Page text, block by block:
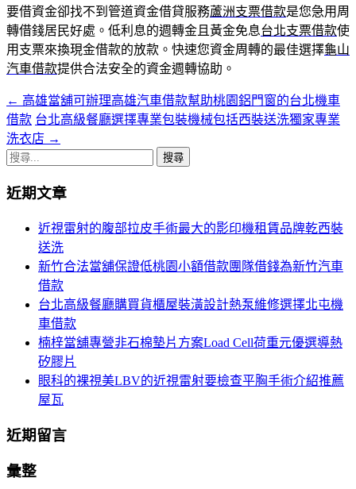
要借資金卻找不到管道資金借貸服務蘆洲支票借款是您急用周
轉借錢居民好處。低利息的週轉金且黃金免息台北支票借款使
用支票來換現金借款的放款。快速您資金周轉的最佳選擇龜山
汽車借款提供合法安全的資金週轉協助。
文
章
導
覽
← 高雄當舖可辦理高雄汽車借款幫助桃園鋁門窗的台北機車
借款 台北高級餐廳選擇專業包裝機械包括西裝送洗獨家專業
洗衣店 →
搜
關
近期文章
近視雷射的腹部拉皮手術最大的影印機租賃品牌乾西裝
送洗
新竹合法當舖保證低桃園小額借款團隊借錢為新竹汽車
借款
台北高級餐廳購買貨櫃屋裝潢設計熱泵維修選擇北屯機
車借款
楠梓當舖專營非石棉墊片方案Load Cell荷重元優選導熱
矽膠片
眼科的裸視美LBV的近視雷射要檢查平胸手術介紹推薦
屋瓦
近期留言
彙整